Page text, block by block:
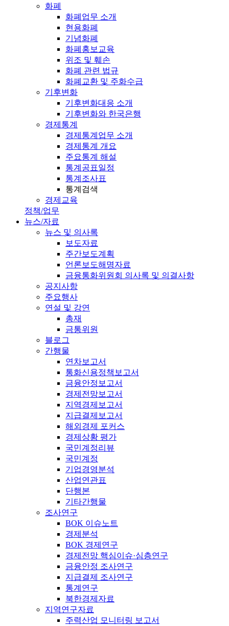
화폐
화폐업무 소개
현용화폐
기념화폐
화폐홍보교육
위조 및 훼손
화폐 관련 법규
화폐교환 및 주화수급
기후변화
기후변화대응 소개
기후변화와 한국은행
경제통계
경제통계업무 소개
경제통계 개요
주요통계 해설
통계공표일정
통계조사표
통계검색
경제교육
정책/업무
뉴스/자료
뉴스 및 의사록
보도자료
주간보도계획
언론보도해명자료
금융통화위원회 의사록 및 의결사항
공지사항
주요행사
연설 및 강연
총재
금통위원
블로그
간행물
연차보고서
통화신용정책보고서
금융안정보고서
경제전망보고서
지역경제보고서
지급결제보고서
해외경제 포커스
경제상황 평가
국민계정리뷰
국민계정
기업경영분석
산업연관표
단행본
기타간행물
조사연구
BOK 이슈노트
경제분석
BOK 경제연구
경제전망 핵심이슈·심층연구
금융안정 조사연구
지급결제 조사연구
통계연구
북한경제자료
지역연구자료
주력산업 모니터링 보고서